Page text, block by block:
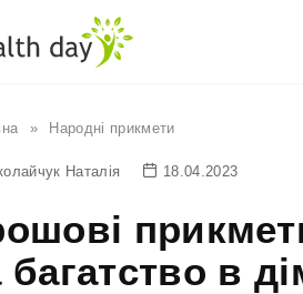
» Народні прикмети
Наталія 18.04.2023
багатство в